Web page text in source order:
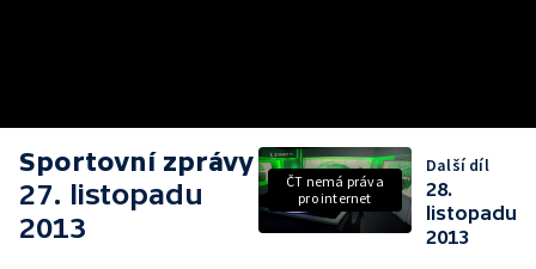
Sportovní zprávy
27. listopadu
2013
ČT nemá práva
pro internet
Další díl
28.
listopadu
2013